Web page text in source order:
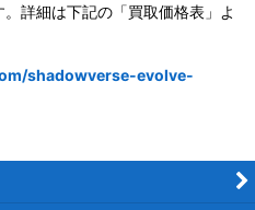
詳細は下記の「買取価格表」よ
shadowverse-evolve-